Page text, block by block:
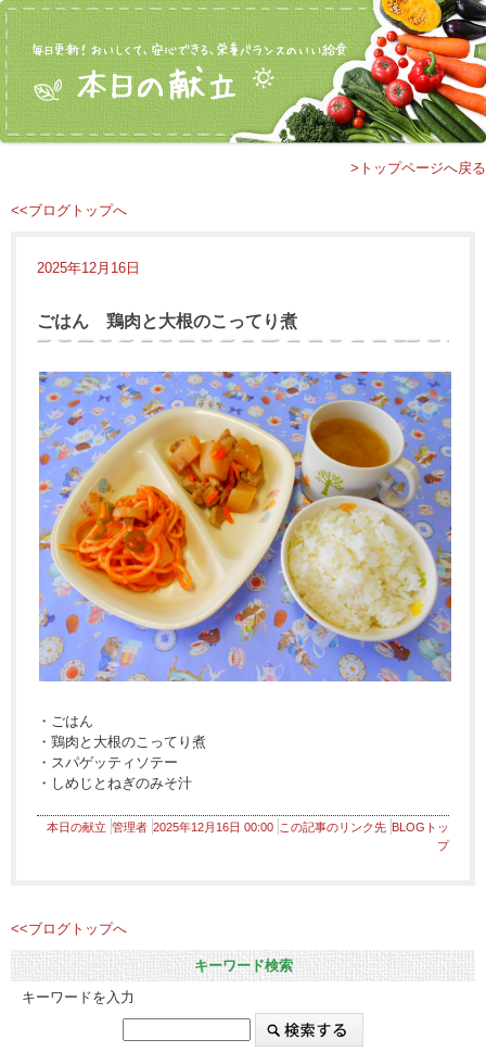
>トップページへ戻る
<<ブログトップへ
2025年12月16日
ごはん 鶏肉と大根のこってり煮
・ごはん
・鶏肉と大根のこってり煮
・スパゲッティソテー
・しめじとねぎのみそ汁
本日の献立 管理者 2025年12月16日 00:00 この記事のリンク先 BLOGトッ
プ
<<ブログトップへ
キーワード検索
キーワードを入力